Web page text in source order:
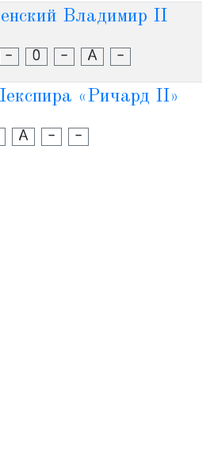
Владимир II
- О - А -
«Ричард II»
А - -